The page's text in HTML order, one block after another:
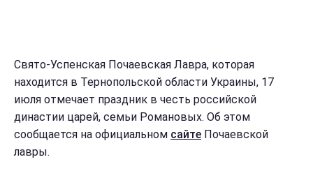
Свято-Успенская Почаевская Лавра, которая
находится в Тернопольской области Украины, 17
июля отмечает праздник в честь российской
династии царей, семьи Романовых. Об этом
сообщается на официальном сайте Почаевской
лавры.